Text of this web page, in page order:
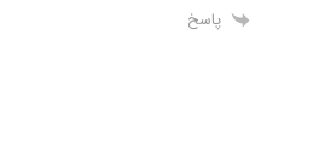
پاسخ